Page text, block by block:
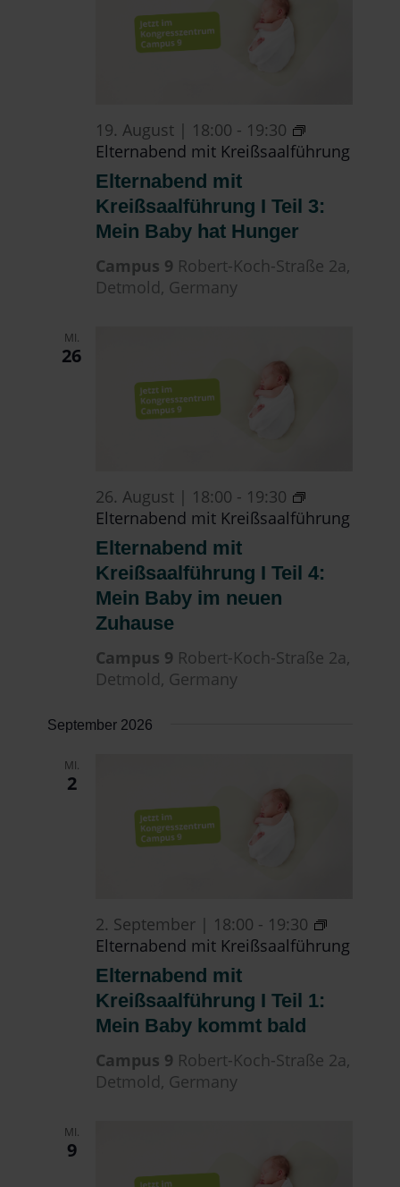
Elternabend mit
Kreißsaalführung I Teil 3:
Mein Baby hat Hunger
19. August | 18:00 - 19:30
Elternabend mit Kreißsaalführung
Campus 9 Robert-Koch-Straße 2a,
Detmold, Germany
MI.
26
Elternabend mit
Kreißsaalführung I Teil 4:
Mein Baby im neuen
Zuhause
26. August | 18:00 - 19:30
Elternabend mit Kreißsaalführung
Campus 9 Robert-Koch-Straße 2a,
Detmold, Germany
September 2026
MI.
2
Elternabend mit
Kreißsaalführung I Teil 1:
Mein Baby kommt bald
2. September | 18:00 - 19:30
Elternabend mit Kreißsaalführung
Campus 9 Robert-Koch-Straße 2a,
Detmold, Germany
MI.
9